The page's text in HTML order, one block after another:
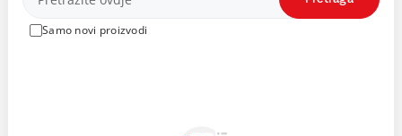
Samo novi proizvodi